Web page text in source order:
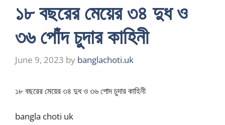
১৮ বছরের মেয়ের ৩৪ দুধ ও
৩৬ পোঁদ চুদার কাহিনী
June 9, 2023 by banglachoti.uk
১৮ বছরের মেয়ের ৩৪ দুধ ও ৩৬ পোদ চুদার কাহিনী
bangla choti uk